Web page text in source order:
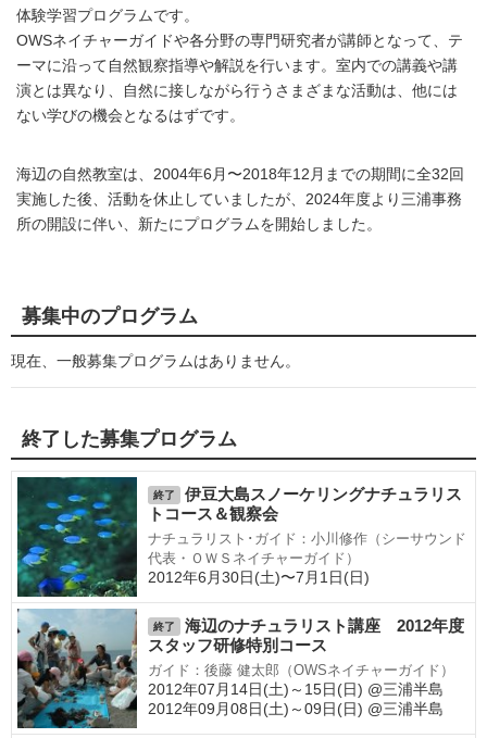
体験学習プログラムです。
OWSネイチャーガイドや各分野の専門研究者が講師となって、テ
ーマに沿って自然観察指導や解説を行います。室内での講義や講
演とは異なり、自然に接しながら行うさまざまな活動は、他には
ない学びの機会となるはずです。
海辺の自然教室は、2004年6月〜2018年12月までの期間に全32回
実施した後、活動を休止していましたが、2024年度より三浦事務
所の開設に伴い、新たにプログラムを開始しました。
募集中のプログラム
現在、一般募集プログラムはありません。
終了した募集プログラム
終了
伊豆大島スノーケリングナチュラリス
トコース＆観察会
ナチュラリスト･ガイド：小川修作（シーサウンド
代表・ＯＷＳネイチャーガイド）
2012年6月30日(土)〜7月1日(日)
終了
海辺のナチュラリスト講座 2012年度
スタッフ研修特別コース
ガイド：後藤 健太郎（OWSネイチャーガイド）
2012年07月14日(土)～15日(日) @三浦半島
2012年09月08日(土)～09日(日) @三浦半島